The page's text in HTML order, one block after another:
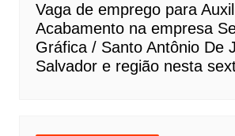
Vaga de emprego para
Acabamento na empresa
Gráfica / Santo Antônio De
Salvador e região nesta